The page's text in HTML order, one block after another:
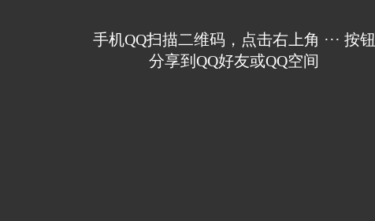
手机QQ扫描二维码，点击右上角 ··· 按钮
分享到QQ好友或QQ空间